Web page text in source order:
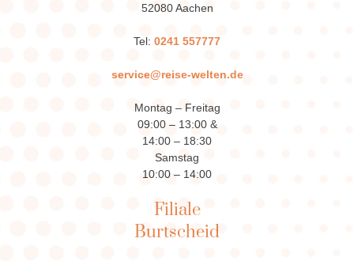
52080 Aachen
Tel: 0241 557777
service@reise-welten.de
Montag – Freitag
09:00 – 13:00 &
14:00 – 18:30
Samstag
10:00 – 14:00
Filiale
Burtscheid